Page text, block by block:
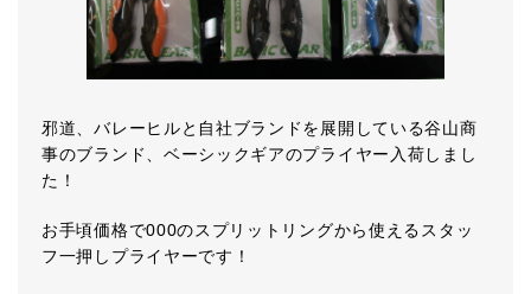
邪道、バレーヒルと自社ブランドを展開している谷山商
事のブランド、ベーシックギアのプライヤー入荷しまし
た！
お手頃価格で000のスプリットリングから使えるスタッ
フ一押しプライヤーです！